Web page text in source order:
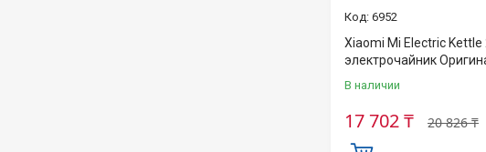
6952
Xiaomi Mi Electric Kettle
электрочайник
В наличии
20 826 ₸
17 702 ₸